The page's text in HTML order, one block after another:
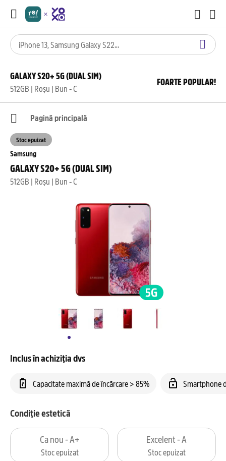
GALAXY S20+ 5G (DUAL SIM)
512GB | Roșu | Bun - C
FOARTE POPULAR!
Pagină principală
Samsung
GALAXY S20+ 5G (DUAL SIM)
512GB | Roșu | Bun - C
Stoc epuizat
Inclus în achiziția dvs
Capacitate maximă de încărcare > 85% Smartphone
Condiție estetică
Ca nou - A+
Stoc epuizat
Excelent - A
Stoc epuizat